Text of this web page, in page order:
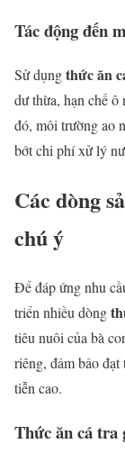
Tác động đến
Sử dụngthức ăn
dư thừa, hạn chế
đó, môi trường ao
bớt chi phí xử lý
Các dòng
chú ý
Để đáp ứng nhu
triển nhiều dòng
tiêu nuôi của bà
riêng, đảm bảo
tiễn cao.
Thức ăn cá tra